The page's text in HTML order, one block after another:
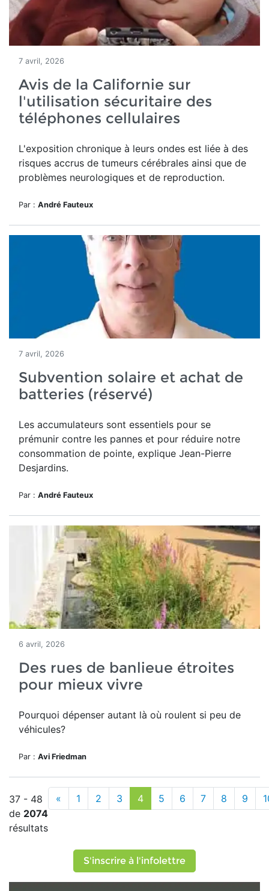
7 avril, 2026
Avis de la Californie sur
l'utilisation sécuritaire des
téléphones cellulaires
L'exposition chronique à leurs ondes est liée à des
risques accrus de tumeurs cérébrales ainsi que de
problèmes neurologiques et de reproduction.
Par : André Fauteux
7 avril, 2026
Subvention solaire et achat de
batteries (réservé)
Les accumulateurs sont essentiels pour se
prémunir contre les pannes et pour réduire notre
consommation de pointe, explique Jean-Pierre
Desjardins.
Par : André Fauteux
6 avril, 2026
Des rues de banlieue étroites
pour mieux vivre
Pourquoi dépenser autant là où roulent si peu de
véhicules?
Par : Avi Friedman
37 - 48
de 2074
résultats
« 1 2 3 4 5 6 7 8 9
S'inscrire à l'infolettre